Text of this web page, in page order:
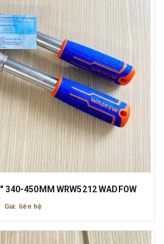
340-450MM WRW5212 WADFOW
Giá: liên hệ